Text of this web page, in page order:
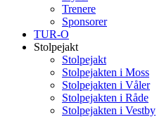
Trenere
Sponsorer
TUR-O
Stolpejakt
Stolpejakt
Stolpejakten i Moss
Stolpejakten i Våler
Stolpejakten i Råde
Stolpejakten i Vestby